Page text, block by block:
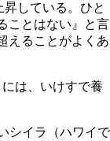
している。ひと
ことはない』と言
えることがよくあ
は、いけすで養
シイラ（ハワイで